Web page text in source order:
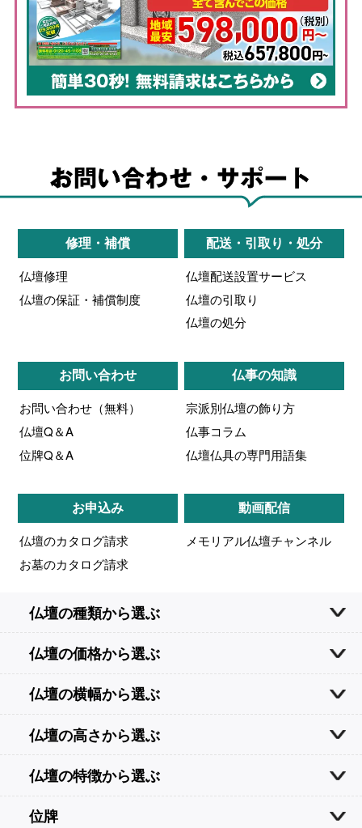
修理・補償
仏壇修理
仏壇の保証・補償制度
配送・引取り・処分
仏壇配送設置サービス
仏壇の引取り
仏壇の処分
お問い合わせ
お問い合わせ（無料）
仏壇Q＆A
位牌Q＆A
仏事の知識
宗派別仏壇の飾り方
仏事コラム
仏壇仏具の専門用語集
お申込み
仏壇のカタログ請求
お墓のカタログ請求
動画配信
メモリアル仏壇チャンネル
仏壇の種類から選ぶ
仏壇の価格から選ぶ
仏壇の横幅から選ぶ
仏壇の高さから選ぶ
仏壇の特徴から選ぶ
位牌